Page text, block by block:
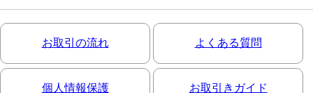
お取引の流れ よくある質問
個人情報保護 お取引きガイド